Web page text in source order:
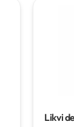
Likvi